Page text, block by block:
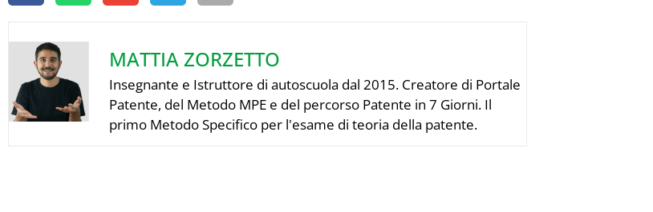
MATTIA ZORZETTO
Insegnante e Istruttore di autoscuola dal 2015. Creatore di Portale
Patente, del Metodo MPE e del percorso Patente in 7 Giorni. Il
primo Metodo Specifico per l'esame di teoria della patente.